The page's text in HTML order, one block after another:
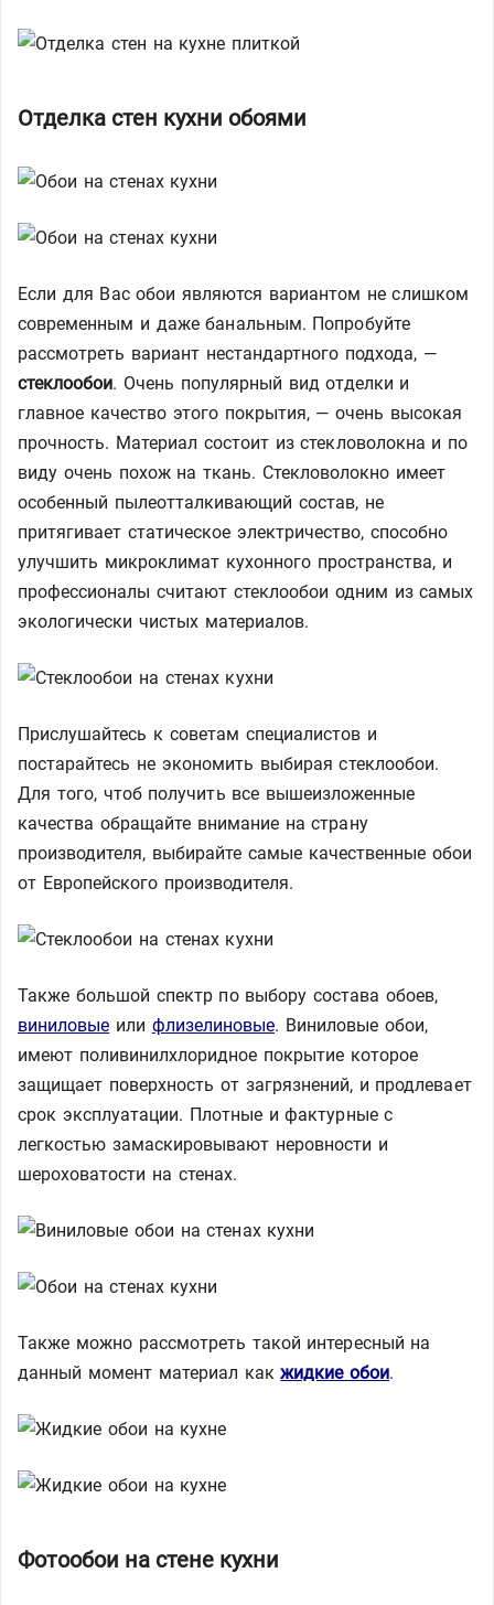
Отделка стен кухни обоями
Если для Вас обои являются вариантом не слишком
современным и даже банальным. Попробуйте
рассмотреть вариант нестандартного подхода, —
стеклообои. Очень популярный вид отделки и
главное качество этого покрытия, — очень высокая
прочность. Материал состоит из стекловолокна и по
виду очень похож на ткань. Стекловолокно имеет
особенный пылеотталкивающий состав, не
притягивает статическое электричество, способно
улучшить микроклимат кухонного пространства, и
профессионалы считают стеклообои одним из самых
экологически чистых материалов.
Прислушайтесь к советам специалистов и
постарайтесь не экономить выбирая стеклообои.
Для того, чтоб получить все вышеизложенные
качества обращайте внимание на страну
производителя, выбирайте самые качественные обои
от Европейского производителя.
Также большой спектр по выбору состава обоев,
виниловые или флизелиновые. Виниловые обои,
имеют поливинилхлоридное покрытие которое
защищает поверхность от загрязнений, и продлевает
срок эксплуатации. Плотные и фактурные с
легкостью замаскировывают неровности и
шероховатости на стенах.
Также можно рассмотреть такой интересный на
данный момент материал какжидкие обои.
Фотообои на стене кухни